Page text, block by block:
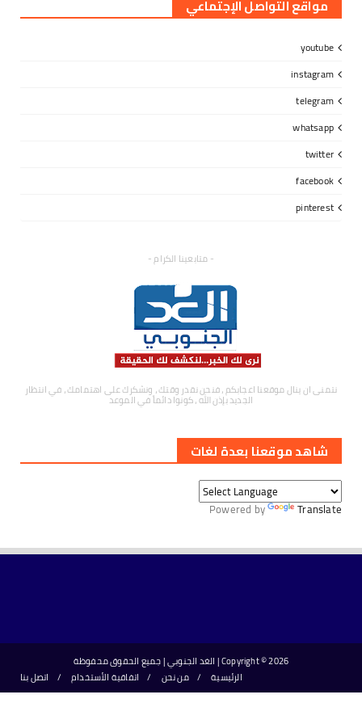
مواقع التواصل الإجتماعي
youtube
instagram
telegram
whatsapp
twitter
facebook
pinterest
- متابعينا الكرام -
نتمنى ان ينال موقعنا اعجابكم ، فنحن نقدر وقتك ، ونشكرك على اهتمامك ، في انتظار
الجديد بإذن الله ، كونوا دائماً في الموعد
شاهد موقعنا بعدة لغات
Powered by Translate
Copyright ©2026 | الغد الجنوبي | جميع الحقوق محفوظة
الرئيسية
من نحن اتفاقية الأستخدام اتصل بنا